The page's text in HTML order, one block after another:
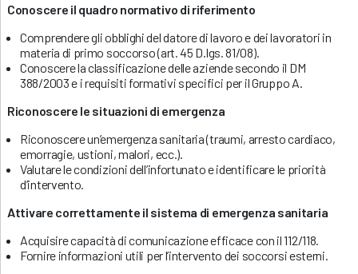
Conoscere il quadro normativo di riferimento
Comprendere gli obblighi del datore di lavoro e dei lavoratori in
materia di primo soccorso (art. 45 D.lgs. 81/08).
Conoscere la classificazione delle aziende secondo il DM
388/2003 e i requisiti formativi specifici per il Gruppo A.
Riconoscere le situazioni di emergenza
Riconoscere un’emergenza sanitaria (traumi, arresto cardiaco,
emorragie, ustioni, malori, ecc.).
Valutare le condizioni dell’infortunato e identificare le priorità
d’intervento.
Attivare correttamente il sistema di emergenza sanitaria
Acquisire capacità di comunicazione efficace con il 112/118.
Fornire informazioni utili per l’intervento dei soccorsi esterni.